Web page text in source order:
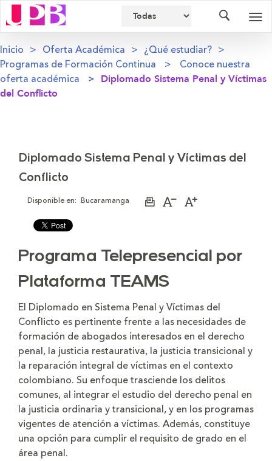
Inicio Oferta Académica
¿Qué estudiar?
Programas de Formación Continua
Conoce nuestra
oferta académica
Diplomado Sistema Penal y Víctimas
del Conflicto
Diplomado Sistema Penal y Víctimas del
Conflicto
Disponible en: Bucaramanga
ImprimirAumentarDisminuir
letra
Programa Telepresencial por
Plataforma TEAMS
El Diplomado en Sistema Penal y Víctimas del
Conflicto es pertinente frente a las necesidades de
formación de abogados interesados en el derecho
penal, la justicia restaurativa, la justicia transicional y
la reparación integral de víctimas en el contexto
colombiano. Su enfoque trasciende los delitos
comunes, al integrar el estudio del derecho penal en
la justicia ordinaria y transicional, y en los programas
vigentes de atención a víctimas. Además, constituye
una opción para cumplir el requisito de grado en el
área penal.